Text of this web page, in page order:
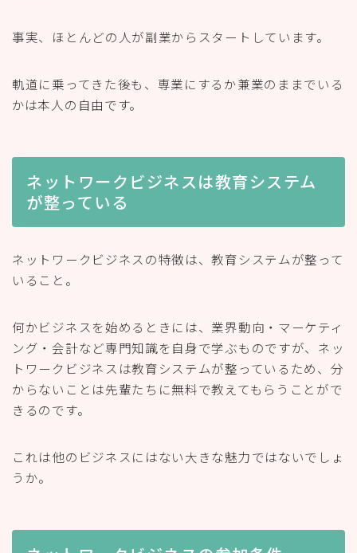
事実、ほとんどの人が副業からスタートしています。
軌道に乗ってきた後も、専業にするか兼業のままでいる
かは本人の自由です。
ネットワークビジネスは教育システム
が整っている
ネットワークビジネスの特徴は、教育システムが整って
いること。
何かビジネスを始めるときには、業界動向・マーケティ
ング・会計など専門知識を自身で学ぶものですが、ネッ
トワークビジネスは教育システムが整っているため、分
からないことは先輩たちに無料で教えてもらうことがで
きるのです。
これは他のビジネスにはない大きな魅力ではないでしょ
うか。